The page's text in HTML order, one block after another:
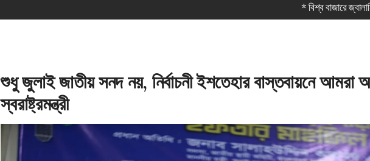
* বিশ্ব বাজারে জ্বালানির মূল্য
শুধু জুলাই জাতীয় সনদ নয়, নির্বাচনী ইশতেহার বাস্তবায়নে আমরা
স্বরাষ্ট্রমন্ত্রী